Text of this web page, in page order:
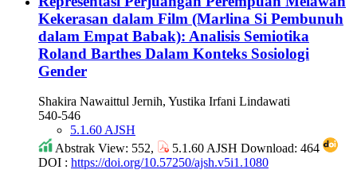
Kekerasan dalam Film (Marlina Si Pembunuh
dalam Empat Babak): Analisis Semiotika
Roland Barthes Dalam Konteks Sosiologi
Gender
Shakira Nawaittul Jernih, Yustika Irfani Lindawati
540-546
5.1.60 AJSH
Abstrak View: 552,
5.1.60 AJSH Download: 464
DOI : https://doi.org/10.57250/ajsh.v5i1.1080